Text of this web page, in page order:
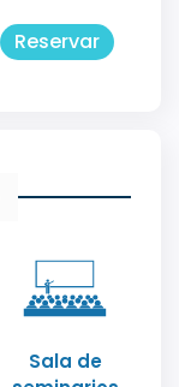
Reservar
Sala de